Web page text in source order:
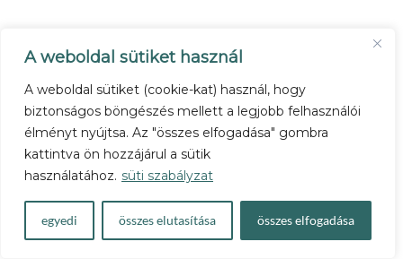
A weboldal sütiket használ
A weboldal sütiket (cookie-kat) használ, hogy
biztonságos böngészés mellett a legjobb felhasználói
élményt nyújtsa. Az "összes elfogadása" gombra
kattintva ön hozzájárul a sütik
használatához. süti szabályzat
egyedi összes elutasítása összes elfogadása